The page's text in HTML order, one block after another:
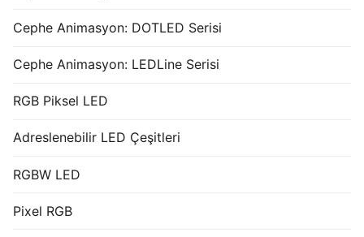
Cephe Animasyon: DOTLED Serisi
Cephe Animasyon: LEDLine Serisi
RGB Piksel LED
Adreslenebilir LED Çeşitleri
RGBW LED
Pixel RGB